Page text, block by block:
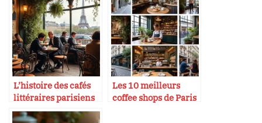
L’histoire des cafés
littéraires parisiens
Les 10 meilleurs
coffee shops de Paris